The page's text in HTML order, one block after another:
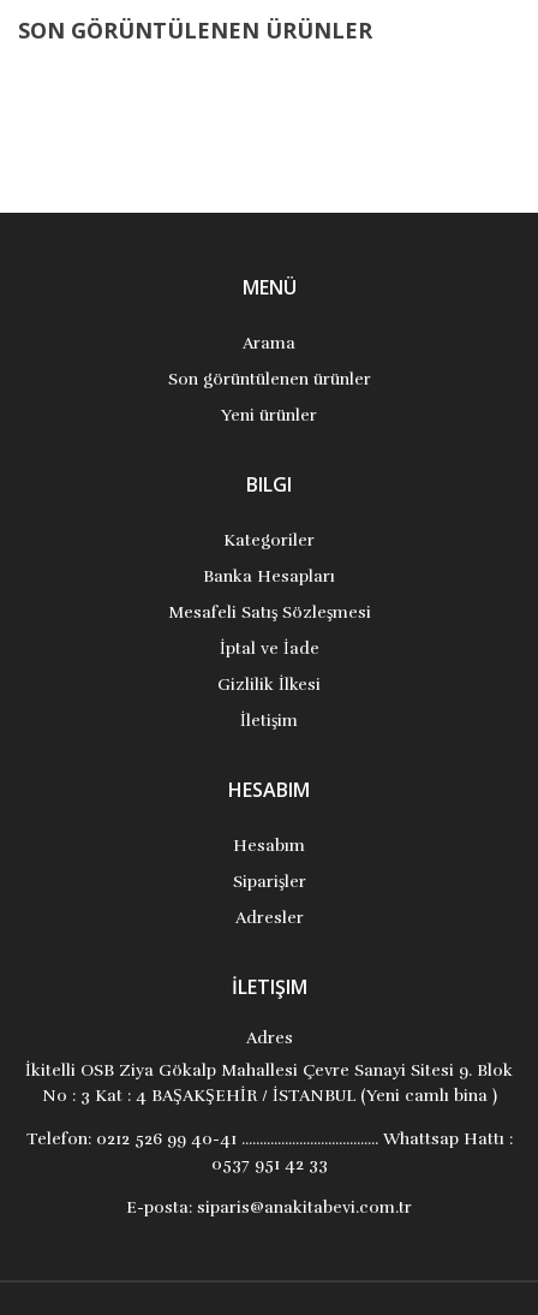
SON GÖRÜNTÜLENEN ÜRÜNLER
MENÜ
Arama
Son görüntülenen ürünler
Yeni ürünler
BILGI
Kategoriler
Banka Hesapları
Mesafeli Satış Sözleşmesi
İptal ve İade
Gizlilik İlkesi
İletişim
HESABIM
Hesabım
Siparişler
Adresler
İLETIŞIM
Adres
İkitelli OSB Ziya Gökalp Mahallesi Çevre Sanayi Sitesi 9. Blok
No : 3 Kat : 4 BAŞAKŞEHİR / İSTANBUL (Yeni camlı bina )
Telefon:0212 526 99 40-41 ...................................... Whattsap Hattı :
0537 951 42 33
E-posta: siparis@anakitabevi.com.tr